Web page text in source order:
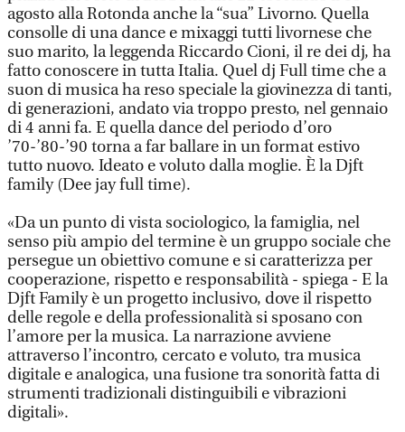
agosto alla Rotonda anche la “sua” Livorno. Quella
consolle di una dance e mixaggi tutti livornese che
suo marito, la leggenda Riccardo Cioni, il re dei dj, ha
fatto conoscere in tutta Italia. Quel dj Full time che a
suon di musica ha reso speciale la giovinezza di tanti,
di generazioni, andato via troppo presto, nel gennaio
di 4 anni fa. E quella dance del periodo d’oro
’70-’80-’90 torna a far ballare in un format estivo
tutto nuovo. Ideato e voluto dalla moglie. È la Djft
family (Dee jay full time).
«Da un punto di vista sociologico, la famiglia, nel
senso più ampio del termine è un gruppo sociale che
persegue un obiettivo comune e si caratterizza per
cooperazione, rispetto e responsabilità - spiega - E la
Djft Family è un progetto inclusivo, dove il rispetto
delle regole e della professionalità si sposano con
l’amore per la musica. La narrazione avviene
attraverso l’incontro, cercato e voluto, tra musica
digitale e analogica, una fusione tra sonorità fatta di
strumenti tradizionali distinguibili e vibrazioni
digitali».